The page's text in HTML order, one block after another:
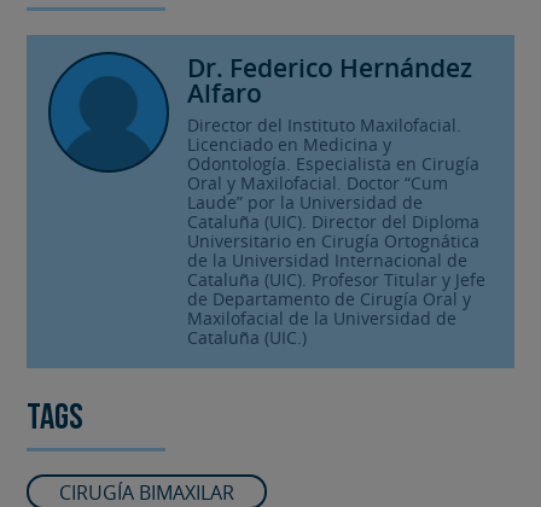
Dr. Federico Hernández
Alfaro
Director del Instituto Maxilofacial.
Licenciado en Medicina y
Odontología. Especialista en Cirugía
Oral y Maxilofacial. Doctor “Cum
Laude” por la Universidad de
Cataluña (UIC). Director del Diploma
Universitario en Cirugía Ortognática
de la Universidad Internacional de
Cataluña (UIC). Profesor Titular y Jefe
de Departamento de Cirugía Oral y
Maxilofacial de la Universidad de
Cataluña (UIC.)
Tags
CIRUGÍA BIMAXILAR